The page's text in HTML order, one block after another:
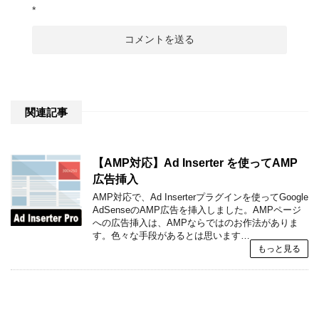
*
関連記事
【AMP対応】Ad Inserter を使ってAMP
広告挿入
AMP対応で、Ad Inserterプラグインを使ってGoogle
AdSenseのAMP広告を挿入しました。AMPページ
への広告挿入は、AMPならではのお作法がありま
す。色々な手段があるとは思います…
もっと見る